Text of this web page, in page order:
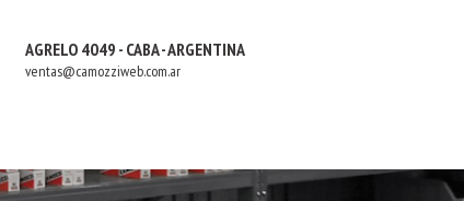
AGRELO 4049 - CABA - ARGENTINA
ventas@camozziweb.com.ar